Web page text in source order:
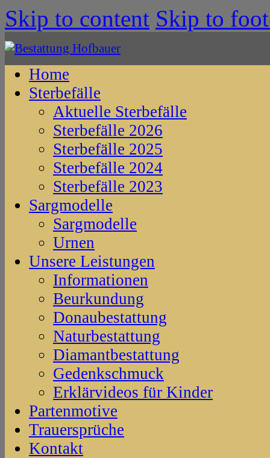
Skip to content Skip to
Home
Sterbefälle
Aktuelle Sterbefälle
Sterbefälle 2026
Sterbefälle 2025
Sterbefälle 2024
Sterbefälle 2023
Sargmodelle
Sargmodelle
Urnen
Unsere Leistungen
Informationen
Beurkundung
Donaubestattung
Naturbestattung
Diamantbestattung
Gedenkschmuck
Erklärvideos für Kinder
Partenmotive
Trauersprüche
Kontakt